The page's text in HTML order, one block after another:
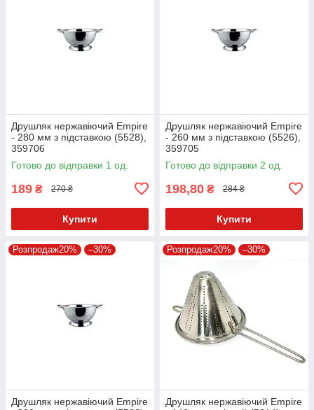
Друшляк нержавіючий Empire
- 280 мм з підставкою (5528),
359706
Готово до відправки 1 од.
189 ₴ 270 ₴
Купити
Друшляк нержавіючий Empire
- 260 мм з підставкою (5526),
359705
Готово до відправки 2 од.
198,80 ₴ 284 ₴
Купити
Розпродаж20% –30%
Друшляк нержавіючий Empire
Розпродаж20% –30%
Друшляк нержавіючий Empire